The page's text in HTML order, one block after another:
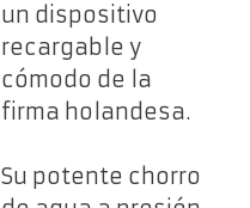
un dispositivo
recargable y
cómodo de la
firma holandesa.
Su potente chorro